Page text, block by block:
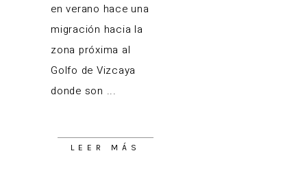
en verano hace una
migración hacia la
zona próxima al
Golfo de Vizcaya
donde son
LEER MÁS